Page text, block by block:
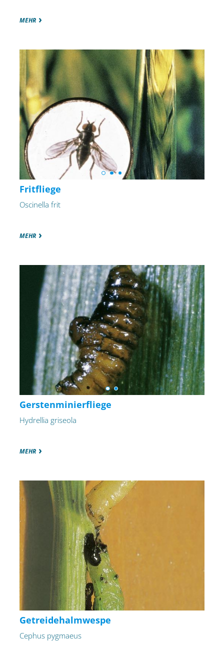
MEHR
Fritfliege
Oscinella frit
MEHR
Gerstenminierfliege
Hydrellia griseola
MEHR
Getreidehalmwespe
Cephus pygmaeus